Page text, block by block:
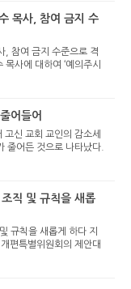
목사, 참여 금지 수
, 참여 금지 수준으로 격
사에 대하여 ‘예의주시
결의를 재확인하고, 이에
했다. 고신총회는 20...
어들어
신 교회 교인의 감소세
줄어든 것으로 나타났다.
은 376,629명이며, 이
직 및 규칙을 새롭
규칙을 새롭게 하다 지
편특별위원회의 제안대
했다. 당초 총회 첫날
선 전에 조직개편안을